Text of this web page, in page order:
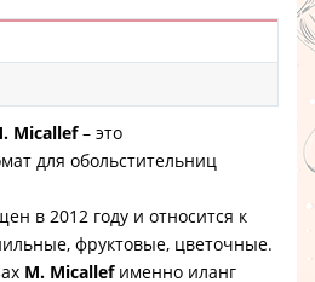
Micallef– это
для обольстительниц
2012 году и относится к
фруктовые, цветочные.
M. Micallefименно иланг